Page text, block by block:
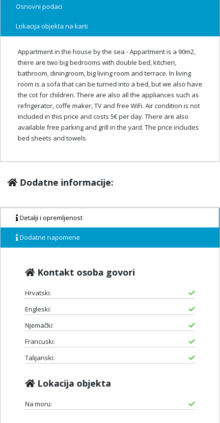
Osnovni podaci
Lokacija objekta na karti
Appartment in the house by the sea - Appartment is a 90m2,
there are two big bedrooms with double bed, kitchen,
bathroom, diningroom, big living room and terrace. In living
room is a sofa that can be turned into a bed, but we also have
the cot for children. There are also all the appliances such as
refrigerator, coffe maker, TV and free WiFi. Air condition is not
included in this price and costs 5€ per day. There are also
available free parking and grill in the yard. The price includes
bed sheets and towels.
Dodatne informacije:
Detalji i opremljenost
Dodatne napomene
Kontakt osoba govori
Hrvatski:
Engleski:
Njemački:
Francuski:
Talijanski:
Lokacija objekta
Na moru: